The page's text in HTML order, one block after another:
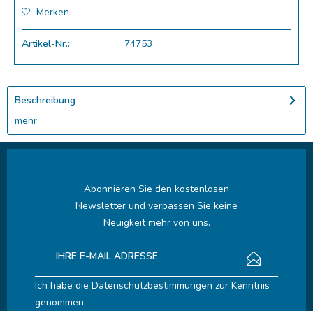
Merken
Artikel-Nr.: 74753
Beschreibung
mehr
Abonnieren Sie den kostenlosen
Newsletter und verpassen Sie keine
Neuigkeit mehr von uns.
Ich habe die Datenschutzbestimmungen zur Kenntnis
genommen.